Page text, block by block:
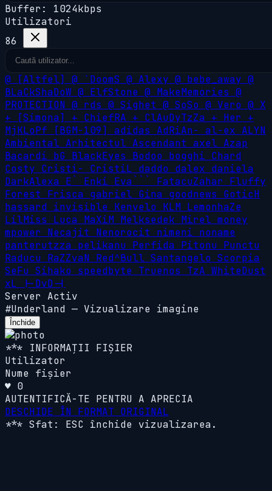
Buffer: 1024kbps
Utilizatori
86
@ [Altfel] @ `DoomS @ Alexy @ bebe_away @
BLaCkShaDoW @ ElfStone @ MakeMemories @
PROTECTION @ rds @ Sighet @ SoSo @ Vero @ X
+
[Simona] + ChiefRA + ClAuDyTzZa + Her +
MjKLoPf
[BGM-109] adidas AdRiAn- al-ex ALYN
Ambiental Arhitectul Ascendant axel Azap
Bacardi bG BlackEyes Bodoo bogghi Chard
Costy Cristi- CristiL daddo dalex daniela
DarkAlexa E` Enki Eva``` FatacuZahar Fluffy
Forest Frisca gabriel Gina goodnews GoticH
hassard invisible Kenvelo KLM LemonhaZe
LilMiss Luca MaXiM Melksedek Mirel money
mpower Necajit Nenorocit nimeni noname
panterutzza pelikanu Perfida Pitonu Punctu
Raducu RaZZvaN Red^Bull Santangelo Scorpia
SeFu Sihako speedbyte Truenos TzA WhiteDust
xL
|-DvD-|
Server Activ
#Underland — Vizualizare imagine
Închide
*** INFORMAȚII FIȘIER
Utilizator
Nume fișier
♥ 0
AUTENTIFICĂ-TE PENTRU A APRECIA
DESCHIDE ÎN FORMAT ORIGINAL
*** Sfat: ESC închide vizualizarea.